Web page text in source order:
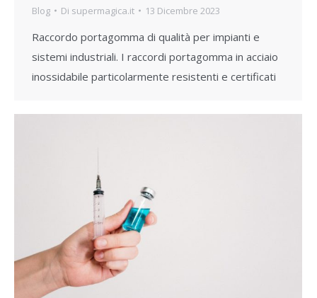
Blog Di supermagica.it 13 Dicembre 2023
Raccordo portagomma di qualità per impianti e
sistemi industriali. I raccordi portagomma in acciaio
inossidabile particolarmente resistenti e certificati